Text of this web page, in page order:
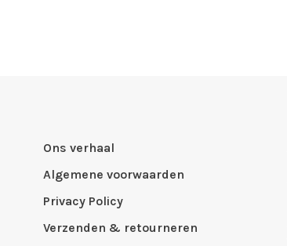
Ons verhaal
Algemene voorwaarden
Privacy Policy
Verzenden & retourneren